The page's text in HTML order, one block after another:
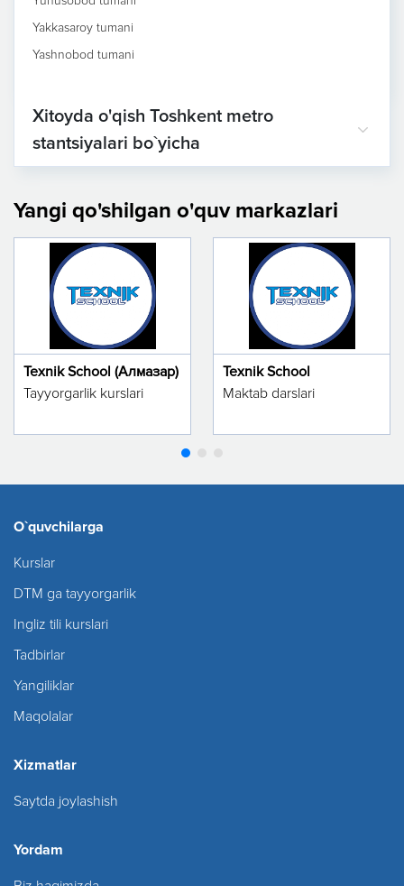
Yakkasaroy tumani
Yashnobod tumani
Xitoyda o'qish Toshkent metro
stantsiyalari bo`yicha
Yangi qo'shilgan o'quv markazlari
Texnik School (Алмазар)
Tayyorgarlik kurslari
Texnik School
Maktab darslari
O`quvchilarga
Kurslar
DTM ga tayyorgarlik
Ingliz tili kurslari
Tadbirlar
Yangiliklar
Maqolalar
Xizmatlar
Saytda joylashish
Yordam